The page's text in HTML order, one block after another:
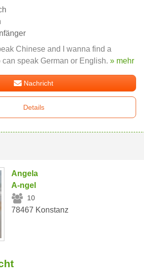
Chinese and I wanna find a
speak German or English. » mehr
Nachricht
Details
Angela
A-ngel
10
78467 Konstanz